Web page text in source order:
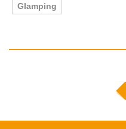
Glamping